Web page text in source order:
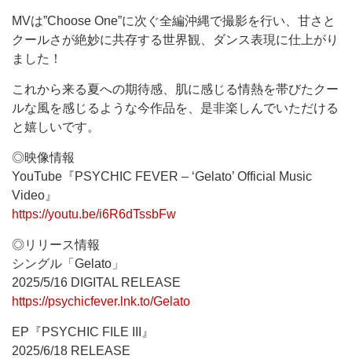
MVは”Choose One”に次ぐ全編沖縄で撮影を行い、甘さと
クールさが絶妙に共存する世界観、ダンス表現に仕上がり
ました！
これから来る夏への期待感、肌に感じる情熱を帯びたクー
ルな風を感じるような今作品を、是非楽しんでいただける
と嬉しいです。
◎映像情報
YouTube『PSYCHIC FEVER – ‘Gelato’ Official Music
Video』
https://youtu.be/i6R6dTssbFw
◎リリース情報
シングル「Gelato」
2025/5/16 DIGITAL RELEASE
https://psychicfever.lnk.to/Gelato
EP『PSYCHIC FILE III』
2025/6/18 RELEASE